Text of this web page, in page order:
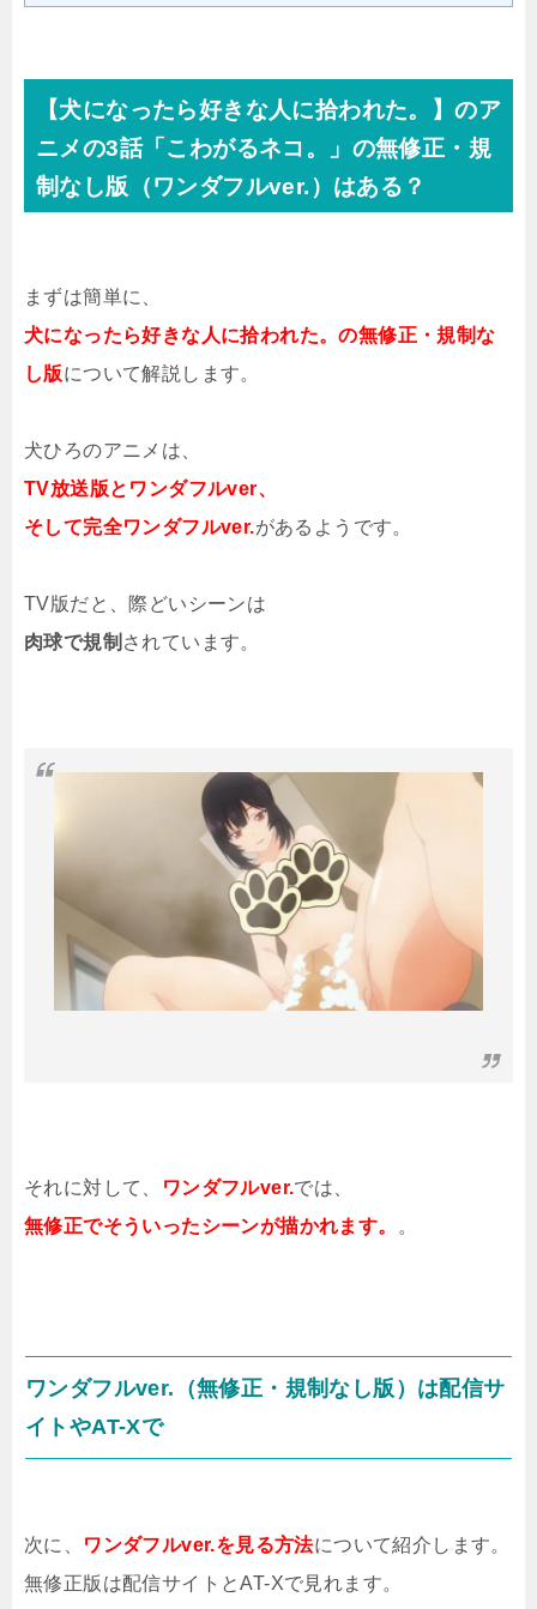
【犬になったら好きな人に拾われた。】のア
ニメの3話「こわがるネコ。」の無修正・規
制なし版（ワンダフルver.）はある？
まずは簡単に、
犬になったら好きな人に拾われた。の無修正・規制な
し版について解説します。
犬ひろのアニメは、
TV放送版とワンダフルver、
そして完全ワンダフルver.があるようです。
TV版だと、際どいシーンは
肉球で規制 されています。
それに対して、 ワンダフルver.では、
無修正でそういったシーンが描かれます。
。
ワンダフルver.（無修正・規制なし版）は配信サ
イトやAT-Xで
次に、 ワンダフルver.を見る方法について紹介します。
無修正版は配信サイトとAT-Xで見れます。